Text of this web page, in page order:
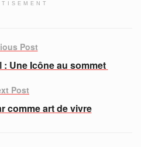
Post
Une Icône au sommet
Post
comme art de vivre